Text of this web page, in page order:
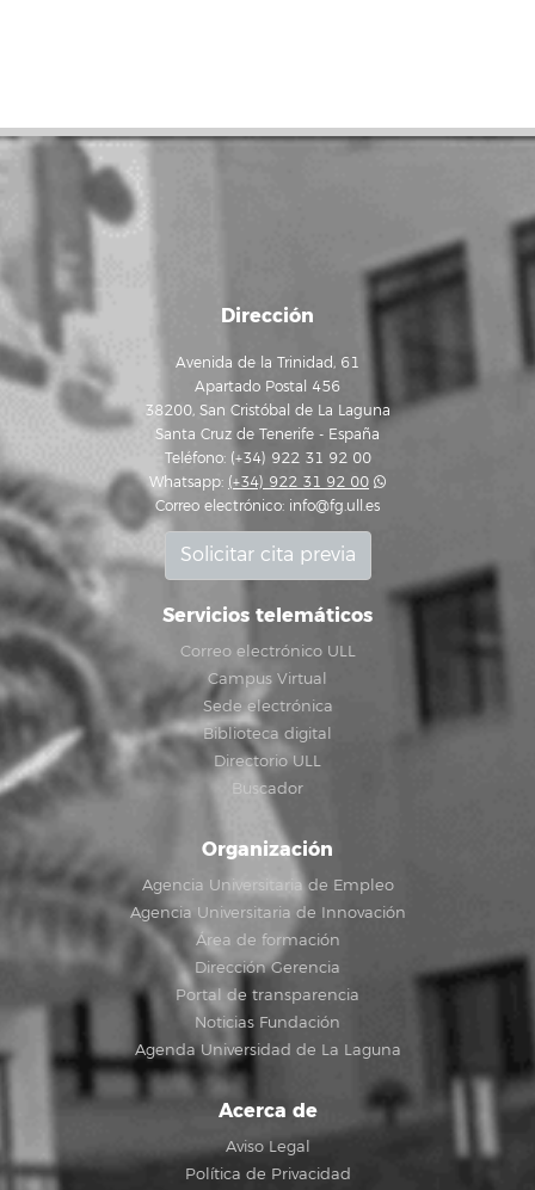
Dirección
Avenida de la Trinidad, 61
Apartado Postal 456
38200, San Cristóbal de La Laguna
Santa Cruz de Tenerife - España
Teléfono: (+34) 922 31 92 00
Whatsapp: (+34) 922 31 92 00
Correo electrónico: info@fg.ull.es
Solicitar cita previa
Servicios telemáticos
Correo electrónico ULL
Campus Virtual
Sede electrónica
Biblioteca digital
Directorio ULL
Buscador
Organización
Agencia Universitaria de Empleo
Agencia Universitaria de Innovación
Área de formación
Dirección Gerencia
Portal de transparencia
Noticias Fundación
Agenda Universidad de La Laguna
Acerca de
Aviso Legal
Política de Privacidad